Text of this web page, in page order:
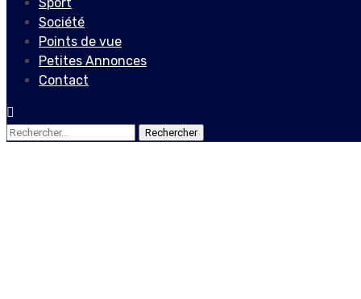
Société
Points de vue
Petites Annonces
Contact
Rechercher :